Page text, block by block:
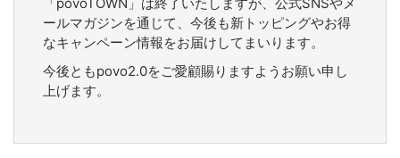
ールマガジンを通じて、今後も新トッピングやお得
なキャンペーン情報をお届けしてまいります。
今後ともpovo2.0をご愛顧賜りますようお願い申し
上げます。